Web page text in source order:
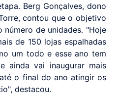
Berg Gonçalves, dono
contou que o objetivo
número de unidades. "Hoje
de 150 lojas espalhadas
um todo e esse ano tem
ainda vai inaugurar mais
o final do ano atingir os
destacou.